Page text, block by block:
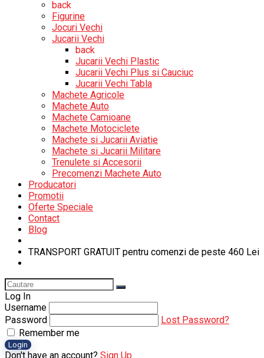
back
Figurine
Jocuri Vechi
Jucarii Vechi
back
Jucarii Vechi Plastic
Jucarii Vechi Plus si Cauciuc
Jucarii Vechi Tabla
Machete Agricole
Machete Auto
Machete Camioane
Machete Motociclete
Machete si Jucarii Aviatie
Machete si Jucarii Militare
Trenulete si Accesorii
Precomenzi Machete Auto
Producatori
Promotii
Oferte Speciale
Contact
Blog
TRANSPORT GRATUIT pentru comenzi de peste 460 Lei
Log In
Username
Password
Lost Password?
Remember me
Login
Don't have an account? Sign Up